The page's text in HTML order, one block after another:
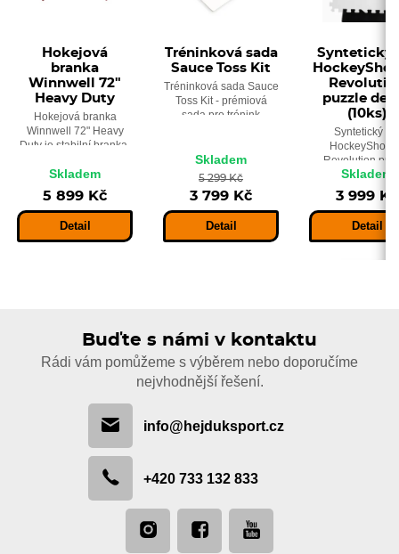
Hokejová
branka
Winnwell 72"
Heavy Duty
Hokejová branka
Winnwell 72" Heavy
Duty je stabilní branka,
pomocníkem pro
trénink střelby pukem
nebo míčkem.
Skladem
5 899 Kč
Detail
Tréninková sada
Sauce Toss Kit
Tréninková sada Sauce
Toss Kit - prémiová
sada pro trénink
především ještě
vylepšíte svoje
hokejové dovednosti.
Skladem
5 299 Kč
3 799 Kč
Detail
Syntetický
puzzle
(10ks)
Syntetický
HockeyShot
Revolution
deska (10ks)
syntetické
imitující
plochu.
Skladem
3 999 Kč
Detail
Buďte s námi v kontaktu
Rádi vám pomůžeme s výběrem nebo doporučíme
nejvhodnější řešení.
info@hejduksport.cz
+420 733 132 833